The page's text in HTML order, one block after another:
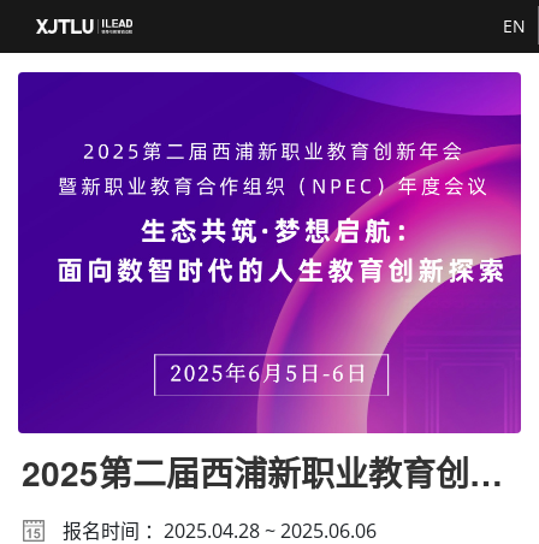
EN
2025第二届西浦新职业教育创新
年会暨新职业教育合作组织（NP
报名时间 ：2025.04.28 ~ 2025.06.06